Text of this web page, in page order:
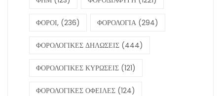
ΦΟΡΟΙ, (236) ΦΟΡΟΛΟΓΙΑ (294)
ΦΟΡΟΛΟΓΙΚΕΣ ΔΗΛΩΣΕΙΣ (444)
ΦΟΡΟΛΟΓΙΚΕΣ ΚΥΡΩΣΕΙΣ (121)
ΦΟΡΟΛΟΓΙΚΕΣ ΟΦΕΙΛΕΣ (124)